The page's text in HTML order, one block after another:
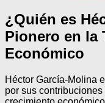
¿Quién es
Pionero en la
Económico
Héctor García-Molina
por sus